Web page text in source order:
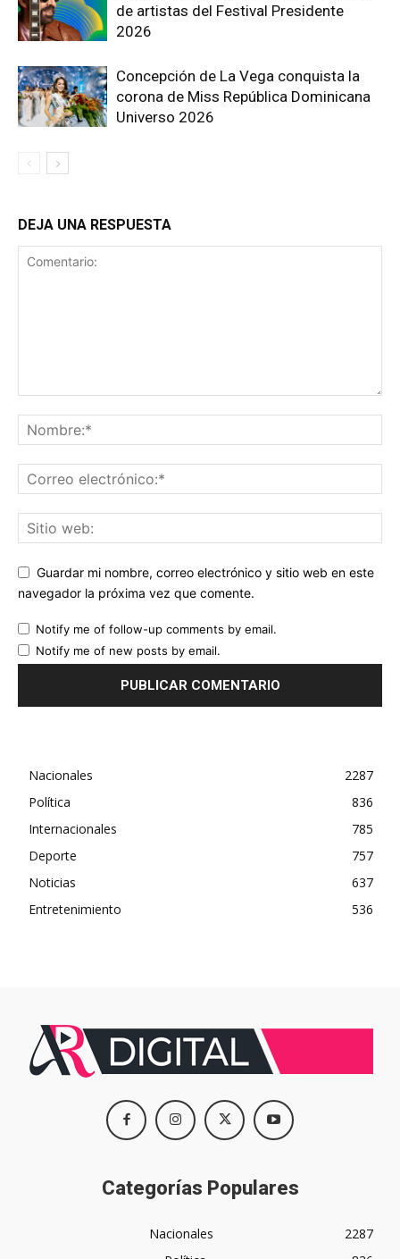
de artistas del Festival Presidente
2026
Concepción de La Vega conquista la
corona de Miss República Dominicana
Universo 2026
DEJA UNA RESPUESTA
Guardar mi nombre, correo electrónico y sitio web en este
navegador la próxima vez que comente.
Notify me of follow-up comments by email.
Notify me of new posts by email.
Nacionales
2287
Política
836
Internacionales
785
Deporte
757
Noticias
637
Entretenimiento
536
Categorías Populares
Nacionales
2287